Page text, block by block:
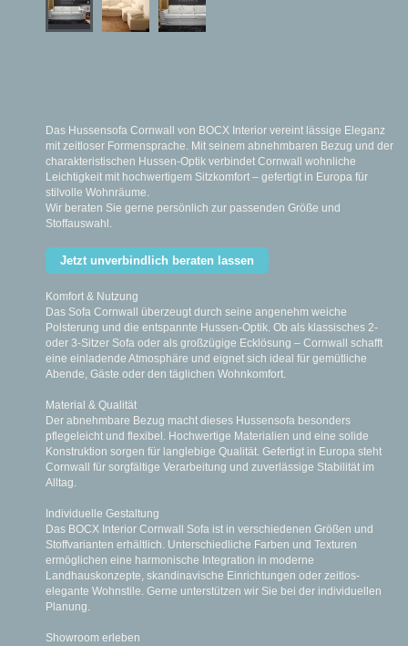
Das Hussensofa Cornwall von BOCX Interior vereint lässige Eleganz
mit zeitloser Formensprache. Mit seinem abnehmbaren Bezug und der
charakteristischen Hussen-Optik verbindet Cornwall wohnliche
Leichtigkeit mit hochwertigem Sitzkomfort – gefertigt in Europa für
stilvolle Wohnräume.
Wir beraten Sie gerne persönlich zur passenden Größe und
Stoffauswahl.
Jetzt unverbindlich beraten lassen
Komfort & Nutzung
Das Sofa Cornwall überzeugt durch seine angenehm weiche
Polsterung und die entspannte Hussen-Optik. Ob als klassisches 2-
oder 3-Sitzer Sofa oder als großzügige Ecklösung – Cornwall schafft
eine einladende Atmosphäre und eignet sich ideal für gemütliche
Abende, Gäste oder den täglichen Wohnkomfort.
Material & Qualität
Der abnehmbare Bezug macht dieses Hussensofa besonders
pflegeleicht und flexibel. Hochwertige Materialien und eine solide
Konstruktion sorgen für langlebige Qualität. Gefertigt in Europa steht
Cornwall für sorgfältige Verarbeitung und zuverlässige Stabilität im
Alltag.
Individuelle Gestaltung
Das BOCX Interior Cornwall Sofa ist in verschiedenen Größen und
Stoffvarianten erhältlich. Unterschiedliche Farben und Texturen
ermöglichen eine harmonische Integration in moderne
Landhauskonzepte, skandinavische Einrichtungen oder zeitlos-
elegante Wohnstile. Gerne unterstützen wir Sie bei der individuellen
Planung.
Showroom erleben